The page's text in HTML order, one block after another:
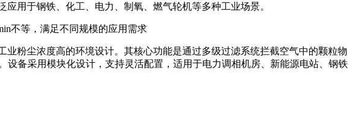
用于钢铁、化工、电力、制氧、燃气轮机等多种工业场景。
不等，满足不同规模的应用需求
粉尘浓度高的环境设计。其核心功能是通过多级过滤系统拦截空气中的颗粒物
设备采用模块化设计，支持灵活配置，适用于电力调相机房、新能源电站、钢铁